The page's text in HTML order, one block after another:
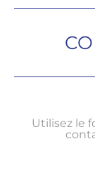
Utilisez le